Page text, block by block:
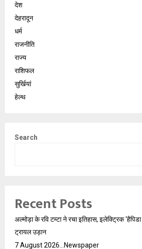
देश
देहरादून
धर्म
राजनीति
राज्य
राशिफल
सुर्खियां
हेल्थ
Search
Recent Posts
अल्मोड़ा के रवि टम्टा ने रचा इतिहास, इलेक्ट्रिक
ट्रायल उड़ान
7 August 2026…Newspaper